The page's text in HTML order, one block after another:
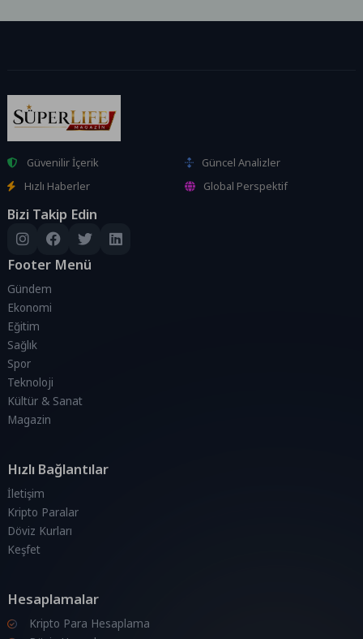
Güvenilir İçerik
Güncel Analizler
Hızlı Haberler
Global Perspektif
Bizi Takip Edin
Footer Menü
Gündem
Ekonomi
Eğitim
Sağlık
Spor
Teknoloji
Kültür & Sanat
Magazin
Hızlı Bağlantılar
İletişim
Kripto Paralar
Döviz Kurları
Keşfet
Hesaplamalar
Kripto Para Hesaplama